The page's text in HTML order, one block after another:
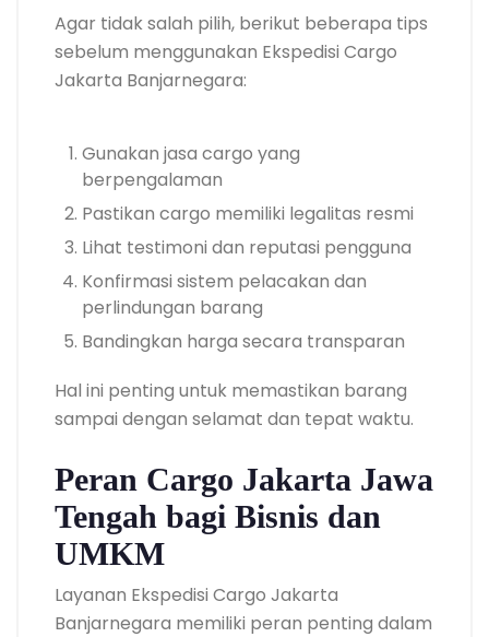
Agar tidak salah pilih, berikut beberapa tips
sebelum menggunakan Ekspedisi Cargo
Jakarta Banjarnegara:
Gunakan jasa cargo yang
berpengalaman
Pastikan cargo memiliki legalitas resmi
Lihat testimoni dan reputasi pengguna
Konfirmasi sistem pelacakan dan
perlindungan barang
Bandingkan harga secara transparan
Hal ini penting untuk memastikan barang
sampai dengan selamat dan tepat waktu.
Peran Cargo Jakarta Jawa
Tengah bagi Bisnis dan
UMKM
Layanan Ekspedisi Cargo Jakarta
Banjarnegara memiliki peran penting dalam